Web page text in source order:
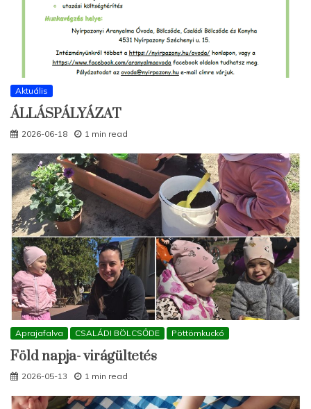
Aktuális
ÁLLÁSPÁLYÁZAT
2026-06-18 1 min read
Aprajafalva CSALÁDI BÖLCSŐDE Pöttömkuckó
Föld napja- virágültetés
2026-05-13 1 min read